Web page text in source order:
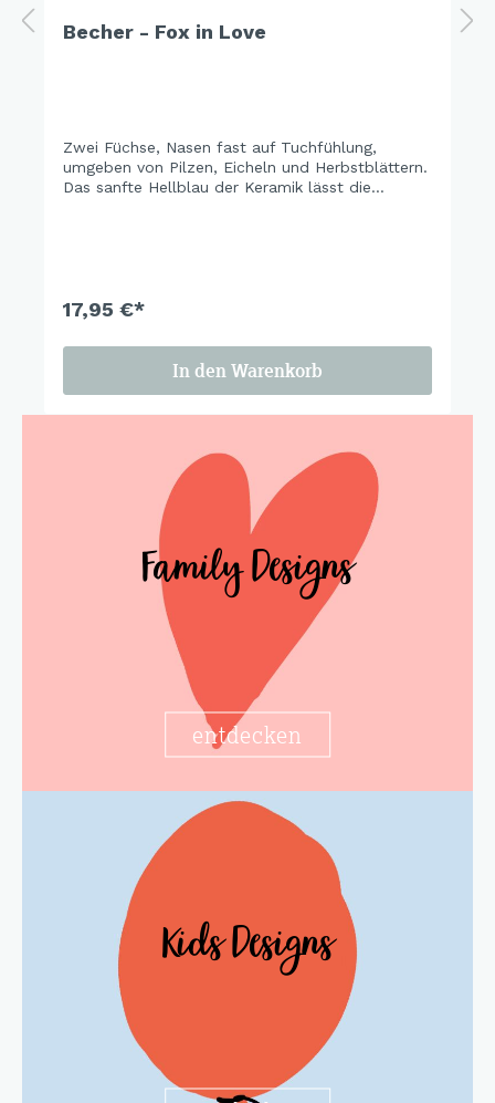
Becher - Fox in Love
Zwei Füchse, Nasen fast auf Tuchfühlung,
umgeben von Pilzen, Eicheln und Herbstblättern.
Das sanfte Hellblau der Keramik lässt die
17,95 €*
In den Warenkorb
Family Designs
entdecken
Kids Designs